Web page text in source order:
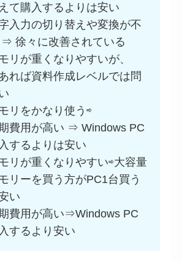
て購入するよりは安い
入力の切り替えや変換が不
徐々に改善されている
リが重くなりやすいが、
れば資料作成レベルでは問
リをかなり使う⇨
期費用が高い ⇒ Windows PC
するよりは安い
リが重くなりやすい⇨大容量
リーを買う方がPC1台買う
い
期費用が高い⇒Windows PC
するより安い